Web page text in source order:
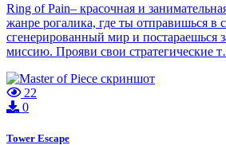
Ring of Pain– красочная и
жанре рогалика, где ты отправишься в
сгенерированный мир и постараешься
миссию. Прояви свои стратегические
22
0
Tower Escape